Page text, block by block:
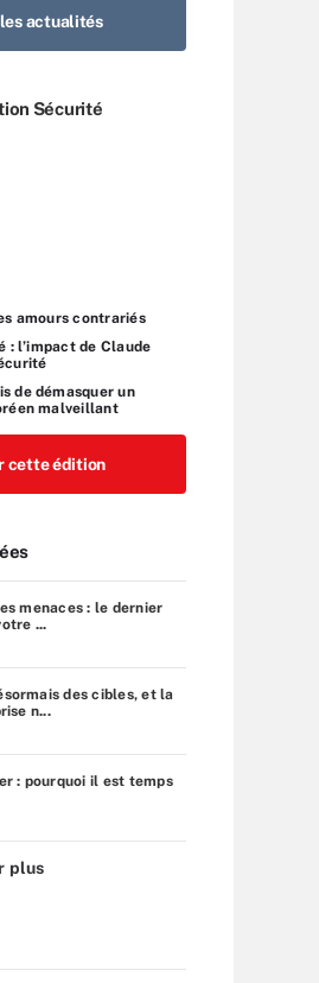
actualités
Sécurité
amours contrariés
l’impact de Claude
de démasquer un
malveillant
cette édition
menaces : le dernier
...
des cibles, et la
n...
: pourquoi il est temps
plus